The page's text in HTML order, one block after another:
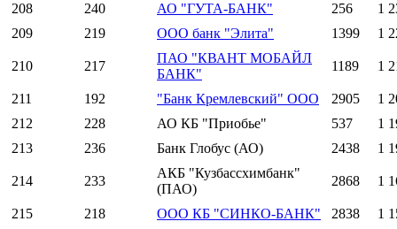
208
240 АО "ГУТА-БАНК" 256
1
209
219 ООО банк "Элита" 1399 1
210 217
ПАО "КВАНТ МОБАЙЛ
БАНК"
1189 1
211 192 "Банк Кремлевский" ООО 2905
1
212
228 АО КБ "Приобье" 537
1
213
236 Банк Глобус (АО) 2438 1
214 233
АКБ "Кузбассхимбанк"
(ПАО)
2868 1
215 218 ООО КБ "СИНКО-БАНК" 2838
1